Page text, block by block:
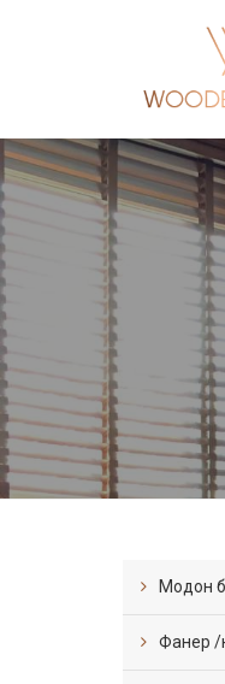
Модон
Фанер /